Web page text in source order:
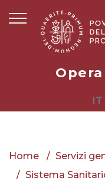
IT
Home
Servizi
Sistema